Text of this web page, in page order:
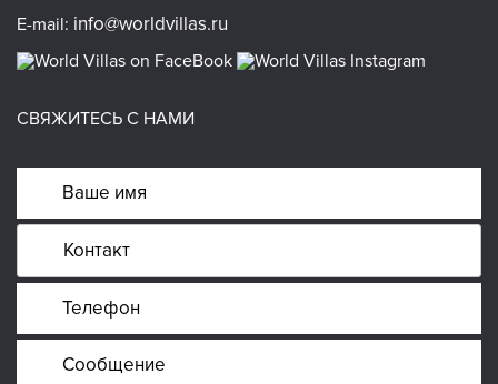
E-mail: info@worldvillas.ru
СВЯЖИТЕСЬ С НАМИ